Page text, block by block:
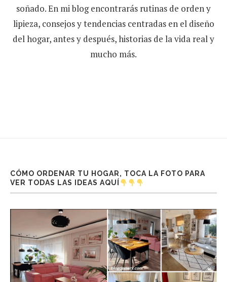
soñado. En mi blog encontrarás rutinas de orden y
lipieza, consejos y tendencias centradas en el diseño
del hogar, antes y después, historias de la vida real y
mucho más.
CÓMO ORDENAR TU HOGAR, TOCA LA FOTO PARA
VER TODAS LAS IDEAS AQUÍ